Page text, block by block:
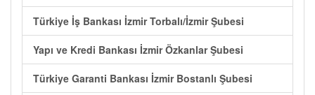
Türkiye İş Bankası İzmir Torbalı/İzmir Şubesi
Yapı ve Kredi Bankası İzmir Özkanlar Şubesi
Türkiye Garanti Bankası İzmir Bostanlı Şubesi